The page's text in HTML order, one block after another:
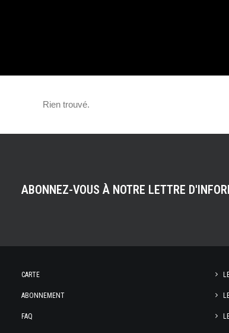
Rien trouvé.
ABONNEZ-VOUS À NOTRE LETTRE
CARTE
ABONNEMENT
FAQ